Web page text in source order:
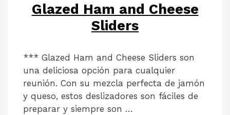
Glazed Ham and Cheese
Sliders
*** Glazed Ham and Cheese Sliders son
una deliciosa opción para cualquier
reunión. Con su mezcla perfecta de jamón
y queso, estos deslizadores son fáciles de
preparar y siempre son …